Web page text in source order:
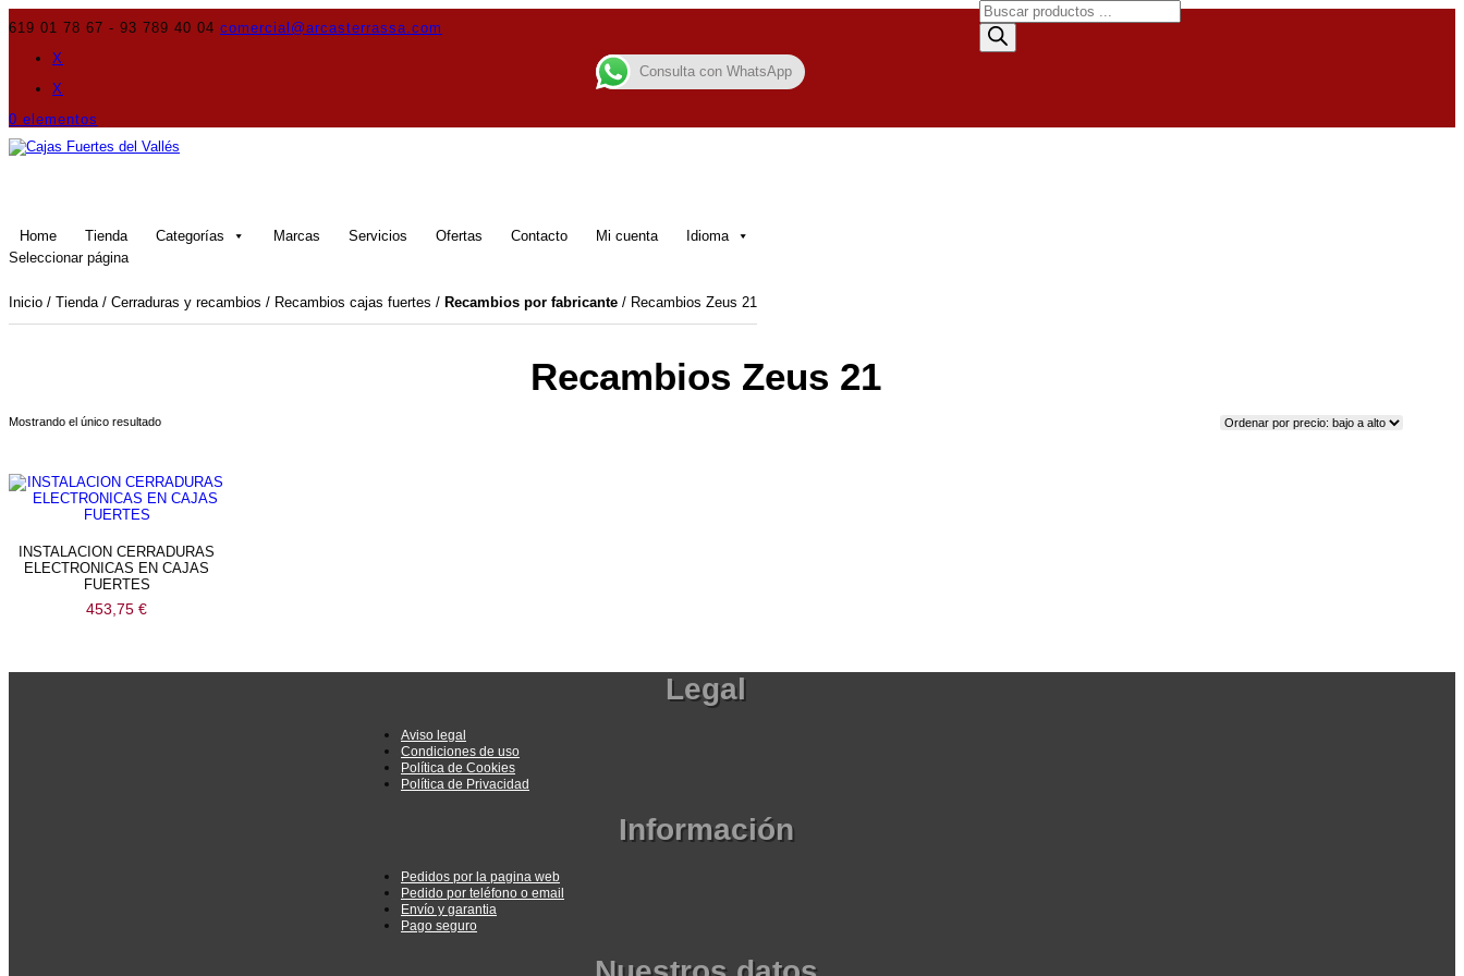
619 01 78 67 - 93 789 40 04 comercial@arcasterrassa.com
X
X
0 elementos
Home Tienda Categorías Marcas Servicios Ofertas Contacto Mi cuenta
Idioma
Seleccionar página
Búsqueda
de
productos
Inicio / Tienda/ Cerraduras y recambios / Recambios cajas fuertes / Recambios por fabricante / Recambios Zeus 21
Recambios Zeus 21
Mostrando el único resultado
INSTALACION CERRADURAS
ELECTRONICAS EN CAJAS
FUERTES
453,75€
Legal
Aviso legal
Condiciones de uso
Política de Cookies
Política de Privacidad
Información
Pedidos por la pagina web
Pedido por teléfono o email
Envío y garantia
Pago seguro
Consulta con WhatsApp